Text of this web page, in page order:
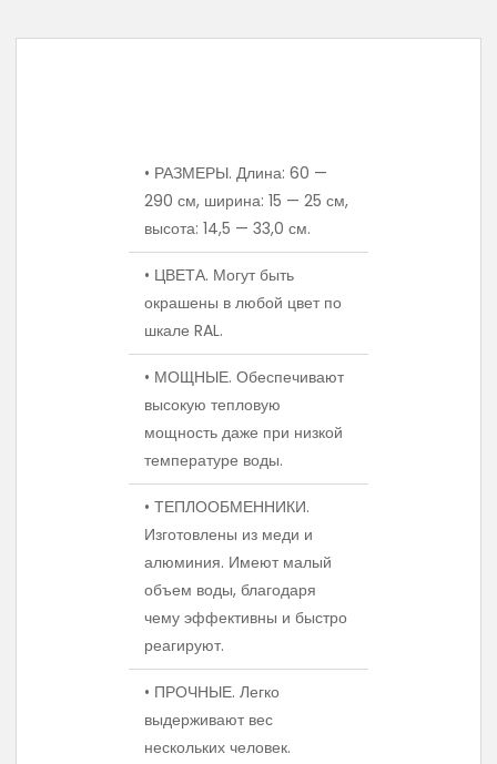
• РАЗМЕРЫ. Длина: 60 —
290 см, ширина: 15 — 25 см,
высота: 14,5 — 33,0 см.
• ЦВЕТА. Могут быть
окрашены в любой цвет по
шкале RAL.
• МОЩНЫЕ. Обеспечивают
высокую тепловую
мощность даже при низкой
температуре воды.
• ТЕПЛООБМЕННИКИ.
Изготовлены из меди и
алюминия. Имеют малый
объем воды, благодаря
чему эффективны и быстро
реагируют.
• ПРОЧНЫЕ. Легко
выдерживают вес
нескольких человек.